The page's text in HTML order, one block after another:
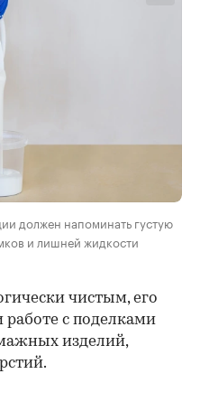
должен напоминать густую
и лишней жидкости
чистым, его
с поделками
изделий,